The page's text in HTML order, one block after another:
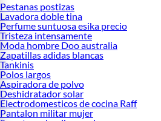
Pestanas postizas
Lavadora doble tina
Perfume suntuosa esika precio
Tristeza intensamente
Moda hombre Doo australia
Zapatillas adidas blancas
Tankinis
Polos largos
Aspiradora de polvo
Deshidratador solar
Electrodomesticos de cocina Raff
Pantalon militar mujer